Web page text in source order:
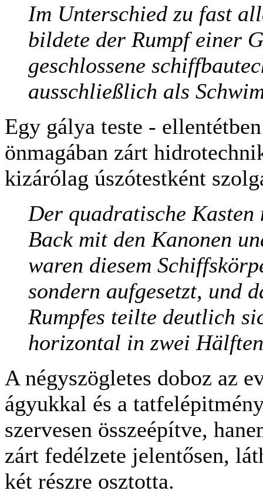
Im Unterschied zu fast
bildete der Rumpf einer
geschlossene
ausschließlich als
Egy gálya teste -
önmagában zárt
kizárólag úszótestként
Der quadratische Kasten
Back mit den Kanonen
waren diesem
sondern aufgesetzt, und
Rumpfes teilte deutlich
horizontal in zwei
A négyszögletes doboz az
ágyukkal és a
szervesen összeépítve,
zárt fedélzete jelentősen,
két részre osztotta.